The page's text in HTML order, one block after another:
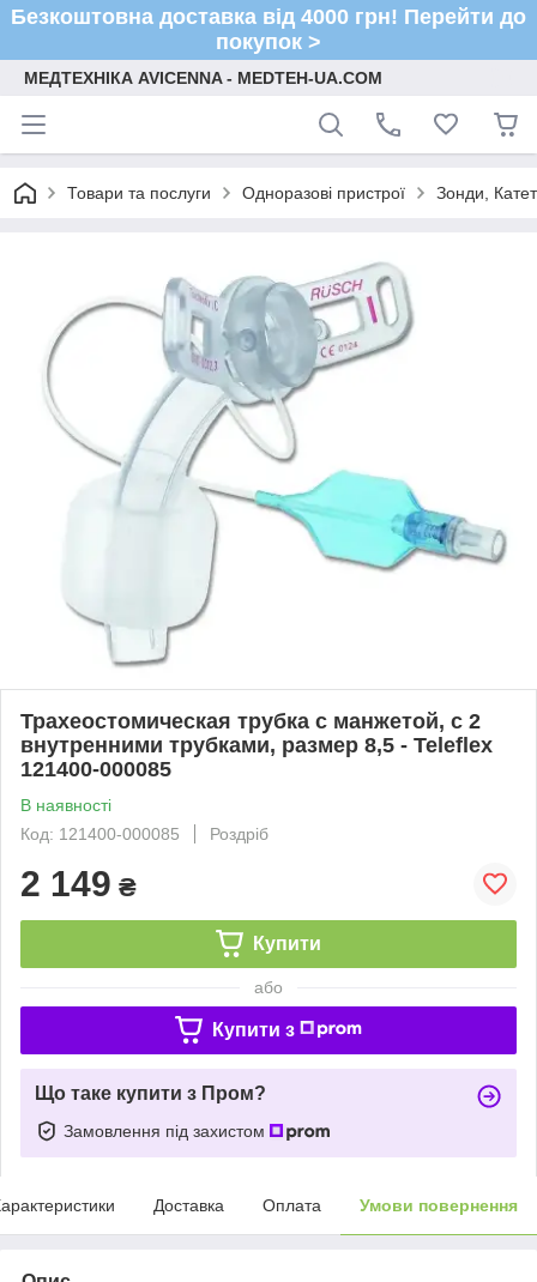
Безкоштовна доставка від 4000 грн! Перейти до
покупок >
МЕДТЕХНІКА AVICENNA - MEDTEH-UA.COM
Товари та послуги Одноразові пристрої Зонди,
Трахеостомическая трубка с манжетой, с 2
внутренними трубками, размер 8,5 - Teleflex
121400-000085
В наявності
Код: 121400-000085
Роздріб
2 149 ₴
Купити
або
Купити з
Що таке купити з Пром?
Замовлення під захистом
Доставка Оплата Умови повернення